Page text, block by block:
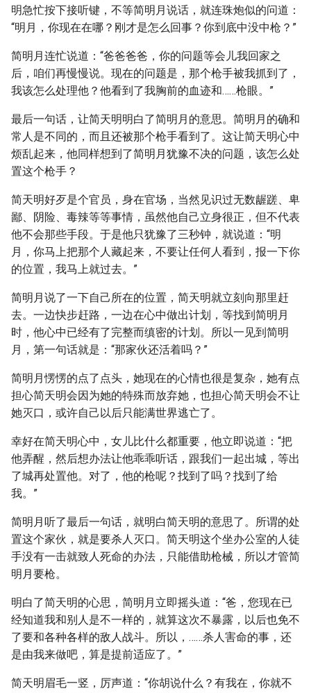
明急忙按下接听键，不等简明月说话，就连珠炮似的问道：
“明月，你现在在哪？刚才是怎么回事？你到底中没中枪？”
简明月连忙说道：“爸爸爸爸，你的问题等会儿我回家之
后，咱们再慢慢说。现在的问题是，那个枪手被我抓到了，
我该怎么处理他？他看到了我胸前的血迹和……枪眼。”
最后一句话，让简天明明白了简明月的意思。简明月的确和
常人是不同的，而且还被那个枪手看到了。这让简天明心中
烦乱起来，他同样想到了简明月犹豫不决的问题，该怎么处
置这个枪手？
简天明好歹是个官员，身在官场，当然见识过无数龌蹉、卑
鄙、阴险、毒辣等等事情，虽然他自己立身很正，但不代表
他不会那些手段。于是他只犹豫了三秒钟，就说道：“明
月，你马上把那个人藏起来，不要让任何人看到，报一下你
的位置，我马上就过去。”
简明月说了一下自己所在的位置，简天明就立刻向那里赶
去。一边快步赶路，一边在心中做出计划，等找到简明月
时，他心中已经有了完整而缜密的计划。所以一见到简明
月，第一句话就是：“那家伙还活着吗？”
简明月愣愣的点了点头，她现在的心情也很是复杂，她有点
担心简天明会因为她的特殊而放弃她，也担心简天明会不让
她灭口，或许自己以后只能满世界逃亡了。
幸好在简天明心中，女儿比什么都重要，他立即说道：“把
他弄醒，然后想办法让他乖乖听话，跟我们一起出城，等出
了城再处置他。对了，他的枪呢？找到了吗？找到了给
我。”
简明月听了最后一句话，就明白简天明的意思了。所谓的处
置这个家伙，就是要杀人灭口。简天明这个坐办公室的人徒
手没有一击就致人死命的办法，只能借助枪械，所以才管简
明月要枪。
明白了简天明的心思，简明月立即摇头道：“爸，您现在已
经知道我和别人是不一样的，就算这次不暴露，以后也免不
了要和各种各样的敌人战斗。所以，……杀人害命的事，还
是由我来做吧，算是提前适应了。”
简天明眉毛一竖，厉声道：“你胡说什么？有我在，你就不